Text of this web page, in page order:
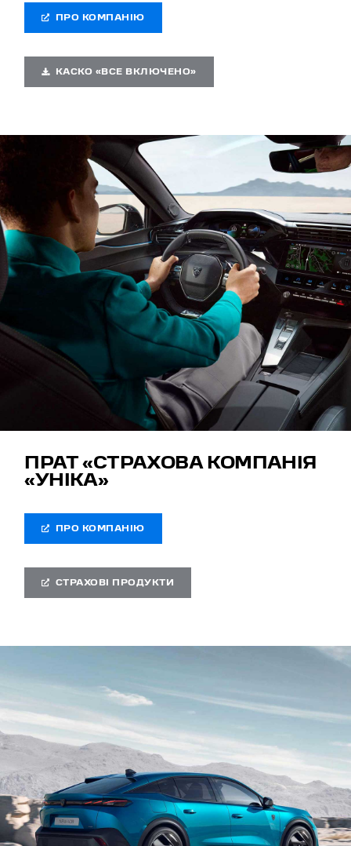
ПРО КОМПАНІЮ
КАСКО «ВСЕ ВКЛЮЧЕНО»
ПРАТ «СТРАХОВА КОМПАНІЯ
«УНІКА»
ПРО КОМПАНІЮ
СТРАХОВІ ПРОДУКТИ